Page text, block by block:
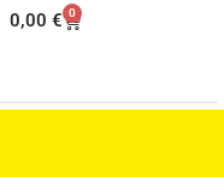
0,00€ 0
Cart